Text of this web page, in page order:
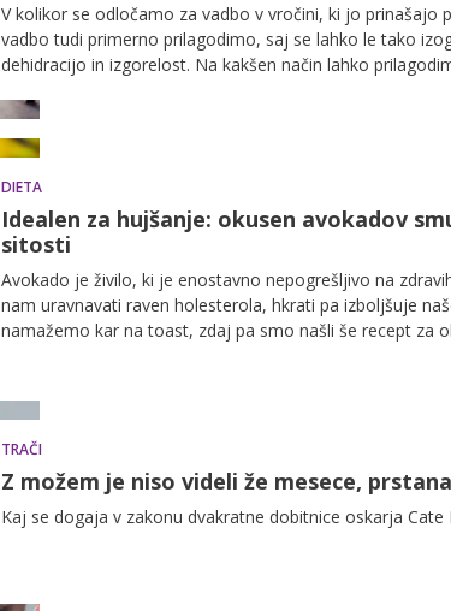
V kolikor se odločamo za vadbo v vročini, ki jo prinašajo
vadbo tudi primerno prilagodimo, saj se lahko le tako
dehidracijo in izgorelost. Na kakšen način lahko
DIETA
Idealen za hujšanje: okusen avokadov
sitosti
Avokado je živilo, ki je enostavno nepogrešljivo na
nam uravnavati raven holesterola, hkrati pa izboljšuje
namažemo kar na toast, zdaj pa smo našli še recept za
TRAČI
Z možem je niso videli že mesece,
Kaj se dogaja v zakonu dvakratne dobitnice oskarja Cate